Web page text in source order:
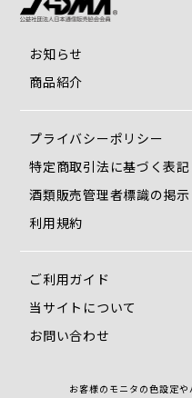
お知らせ
商品紹介
プライバシーポリシー
特定商取引法に基づく表記
酒類販売管理者標識の掲示
利用規約
ご利用ガイド
当サイトについて
お問い合わせ
お客様のモニタの色設定や